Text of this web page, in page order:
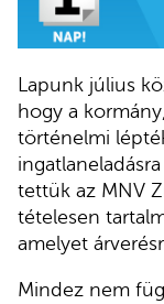
Lapunk július
hogy a
történelmi
tettük az MNV
tételesen
amelyet
Mindez nem